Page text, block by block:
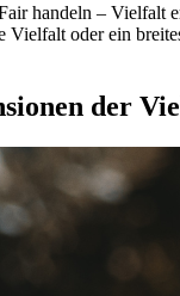
handeln – Vielfalt
Vielfalt oder ein
der